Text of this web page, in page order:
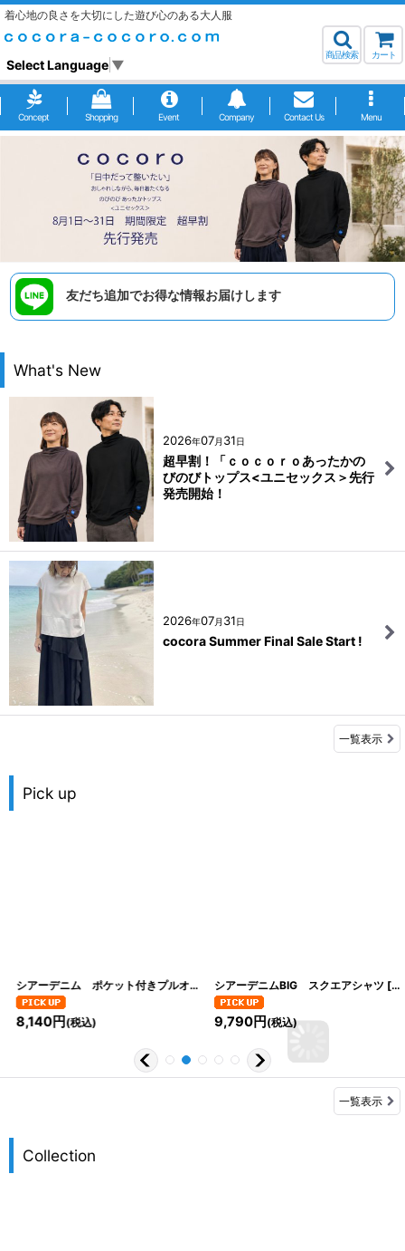
着心地の良さを大切にした遊び心のある大人服
Select Language ▼
商品検索 カート
Concept Shopping Event Company Contact Us Menu
友だち追加でお得な情報お届けします
What's New
2026年07月 31日
超早割！「ｃｏｃｏｒｏあったかの
びのびトップス<ユニセックス＞先行
発売開始！
2026年07月 31日
cocora Summer Final Sale Start !
一覧表示
Pick up
[C2611-03]
シアーデニムBIG スクエアシャツ [C2611-04]
9,790円(税込)
キーネック 半袖ロングワンピース [
9,790円(税込)
一覧表示
Collection